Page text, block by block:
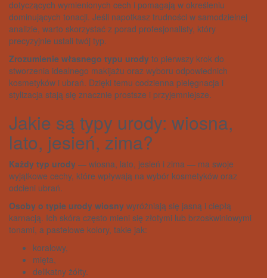
dotyczących wymienionych cech i pomagają w określeniu
dominujących tonacji. Jeśli napotkasz trudności w samodzielnej
analizie, warto skorzystać z porad profesjonalisty, który
precyzyjnie ustali twój typ.
Zrozumienie własnego typu urody to pierwszy krok do
stworzenia idealnego makijażu oraz wyboru odpowiednich
kosmetyków i ubrań. Dzięki temu codzienna pielęgnacja i
stylizacja stają się znacznie prostsze i przyjemniejsze.
Jakie są typy urody: wiosna,
lato, jesień, zima?
Każdy typ urody — wiosna, lato, jesień i zima — ma swoje
wyjątkowe cechy, które wpływają na wybór kosmetyków oraz
odcieni ubrań.
Osoby o typie urody wiosny wyróżniają się jasną i ciepłą
karnacją. Ich skóra często mieni się złotymi lub brzoskwiniowymi
tonami, a pastelowe kolory, takie jak:
koralowy,
mięta,
delikatny żółty.